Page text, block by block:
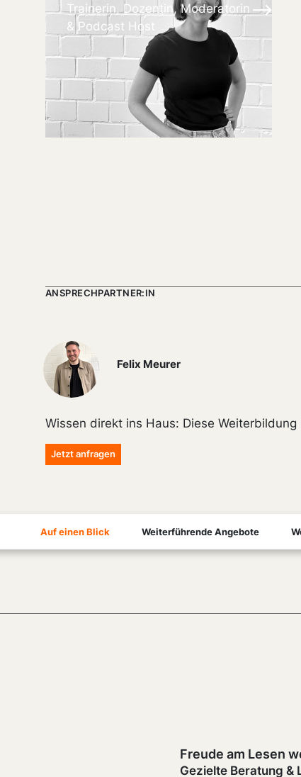
Trainerin, Dozentin, Moderatorin
& Podcast Host
ANSPRECHPARTNER:IN
Felix Meurer
Wissen direkt ins Haus: Diese
Jetzt anfragen
Auf einen Blick Weiterführende Angebote
Freude am Lesen
Gezielte Beratung